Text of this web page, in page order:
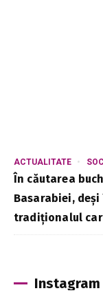
ACTUALITATE
În căutarea
Basarabiei,
tradiționalul
Instagram